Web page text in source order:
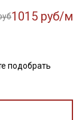
1015 руб/м
подобрать